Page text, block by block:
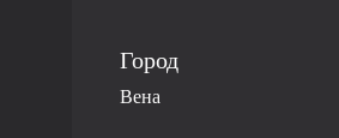
Город
Вена